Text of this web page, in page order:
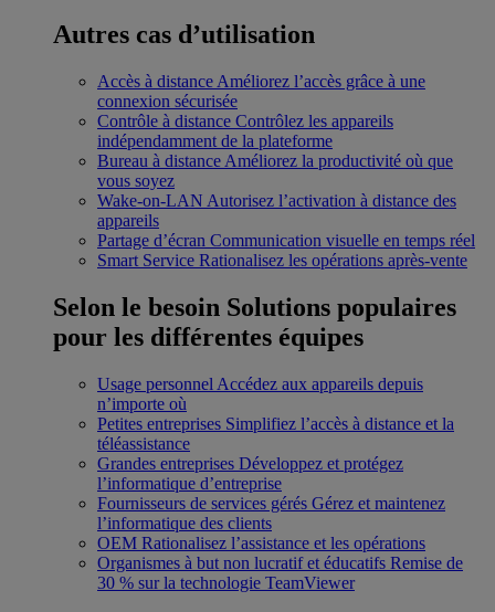
Autres cas d’utilisation
Accès à distance Améliorez l’accès grâce à une
connexion sécurisée
Contrôle à distance Contrôlez les appareils
indépendamment de la plateforme
Bureau à distance Améliorez la productivité où que
vous soyez
Wake-on-LAN Autorisez l’activation à distance des
appareils
Partage d’écran Communication visuelle en temps réel
Smart Service Rationalisez les opérations après-vente
Selon le besoin Solutions populaires
pour les différentes équipes
Usage personnel Accédez aux appareils depuis
n’importe où
Petites entreprises Simplifiez l’accès à distance et la
téléassistance
Grandes entreprises Développez et protégez
l’informatique d’entreprise
Fournisseurs de services gérés Gérez et maintenez
l’informatique des clients
OEM Rationalisez l’assistance et les opérations
Organismes à but non lucratif et éducatifs Remise de
30 % sur la technologie TeamViewer